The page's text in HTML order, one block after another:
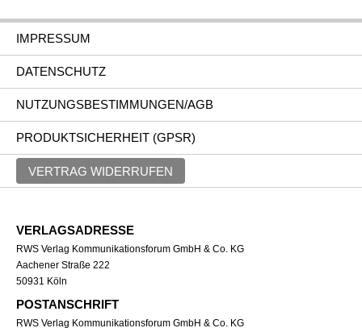
IMPRESSUM
DATENSCHUTZ
NUTZUNGSBESTIMMUNGEN/AGB
PRODUKTSICHERHEIT (GPSR)
VERTRAG WIDERRUFEN
VERLAGSADRESSE
RWS Verlag Kommunikationsforum GmbH & Co. KG
Aachener Straße 222
50931 Köln
POSTANSCHRIFT
RWS Verlag Kommunikationsforum GmbH & Co. KG